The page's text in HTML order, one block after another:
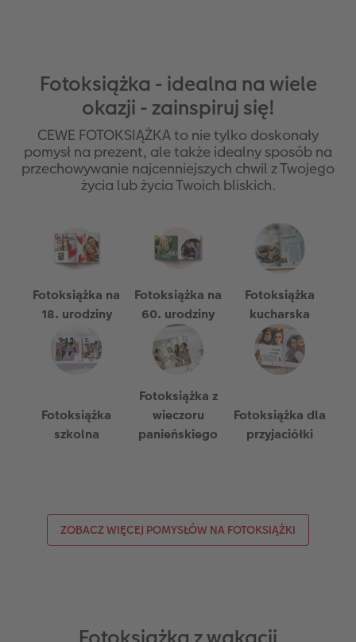
Fotoksiążka - idealna na wiele
okazji - zainspiruj się!
CEWE FOTOKSIĄŻKA to nie tylko doskonały
pomysł na prezent, ale także idealny sposób na
przechowywanie najcenniejszych chwil z Twojego
życia lub życia Twoich bliskich.
Fotoksiążka na
18. urodziny
Fotoksiążka na
60. urodziny
Fotoksiążka
kucharska
Fotoksiążka
szkolna
Fotoksiążka z
wieczoru
panieńskiego
Fotoksiążka dla
przyjaciółki
ZOBACZ WIĘCEJ POMYSŁÓW NA FOTOKSIĄŻKI